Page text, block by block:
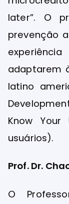
later”. O
prevenção
adaptarem
latino
Know Your
usuários).
Prof. Dr.
O